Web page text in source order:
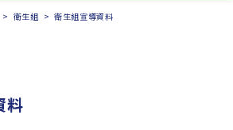
> 衛生組 > 衛生組宣導資料
料